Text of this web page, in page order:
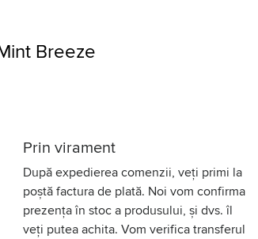
Breeze
Prin virament
După expedierea comenzii, veți primi la
poștă factura de plată. Noi vom confirma
prezența în stoc a produsului, și dvs. îl
veți putea achita. Vom verifica transferul